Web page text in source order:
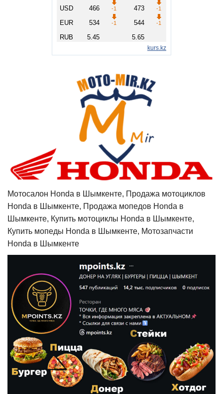
Мотосалон Honda в Шымкенте, Продажа мотоциклов
Honda в Шымкенте, Продажа мопедов Honda в
Шымкенте, Купить мотоциклы Honda в Шымкенте,
Купить мопеды Honda в Шымкенте, Мотозапчасти
Honda в Шымкенте